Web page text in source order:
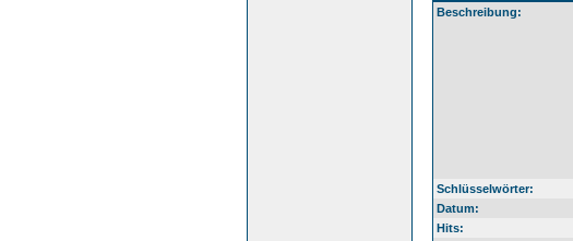
Beschreibung:
Schlüsselwörter:
Datum:
Hits: